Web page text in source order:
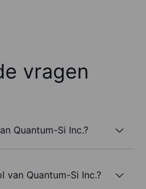
vragen
Quantum-Si Inc.?
van Quantum-Si Inc.?